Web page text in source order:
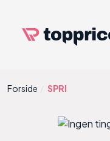
Forside SPRI